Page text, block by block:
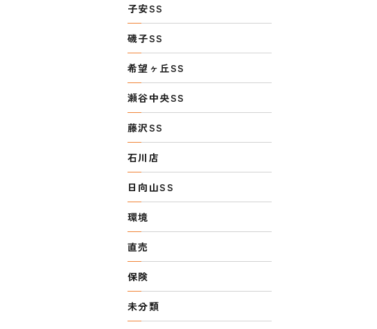
子安SS
磯子SS
希望ヶ丘SS
瀬谷中央SS
藤沢SS
石川店
日向山SS
環境
直売
保険
未分類